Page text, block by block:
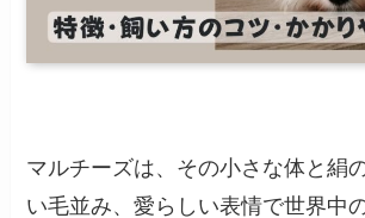
マルチーズは、その小さな体と絹
い毛並み、愛らしい表情で世界中